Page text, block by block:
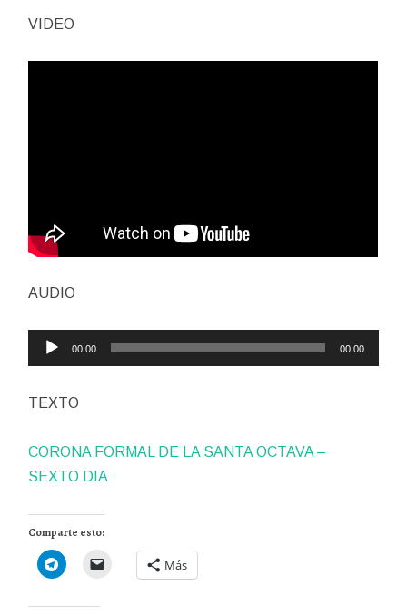
VIDEO
AUDIO
Reproductor
de
00:00 00:00
TEXTO
CORONA FORMAL DE LA SANTA OCTAVA –
SEXTO DIA
Comparte esto:
Más